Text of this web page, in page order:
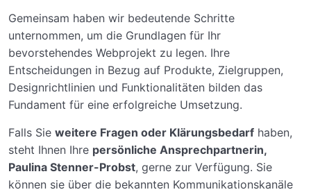
Gemeinsam haben wir bedeutende Schritte
unternommen, um die Grundlagen für Ihr
bevorstehendes Webprojekt zu legen. Ihre
Entscheidungen in Bezug auf Produkte, Zielgruppen,
Designrichtlinien und Funktionalitäten bilden das
Fundament für eine erfolgreiche Umsetzung.
Falls Sie weitere Fragen oder Klärungsbedarf haben,
steht Ihnen Ihre persönliche Ansprechpartnerin,
Paulina Stenner-Probst, gerne zur Verfügung. Sie
können sie über die bekannten Kommunikationskanäle